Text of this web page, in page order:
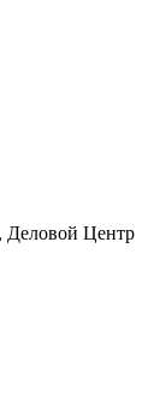
Деловой Центр